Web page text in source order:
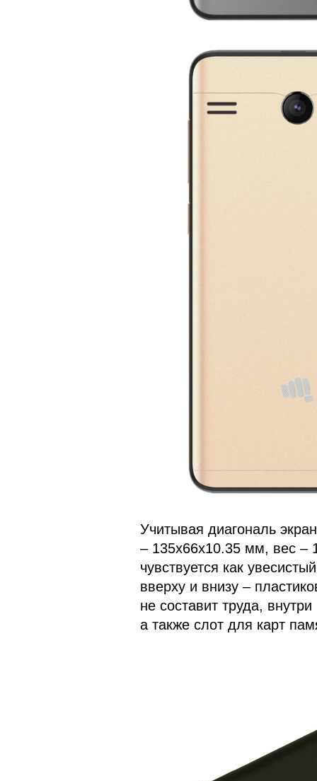
Учитывая диагональ
– 135х66х10.35 мм, вес –
чувствуется как
вверху и внизу –
не составит труда,
а также слот для карт